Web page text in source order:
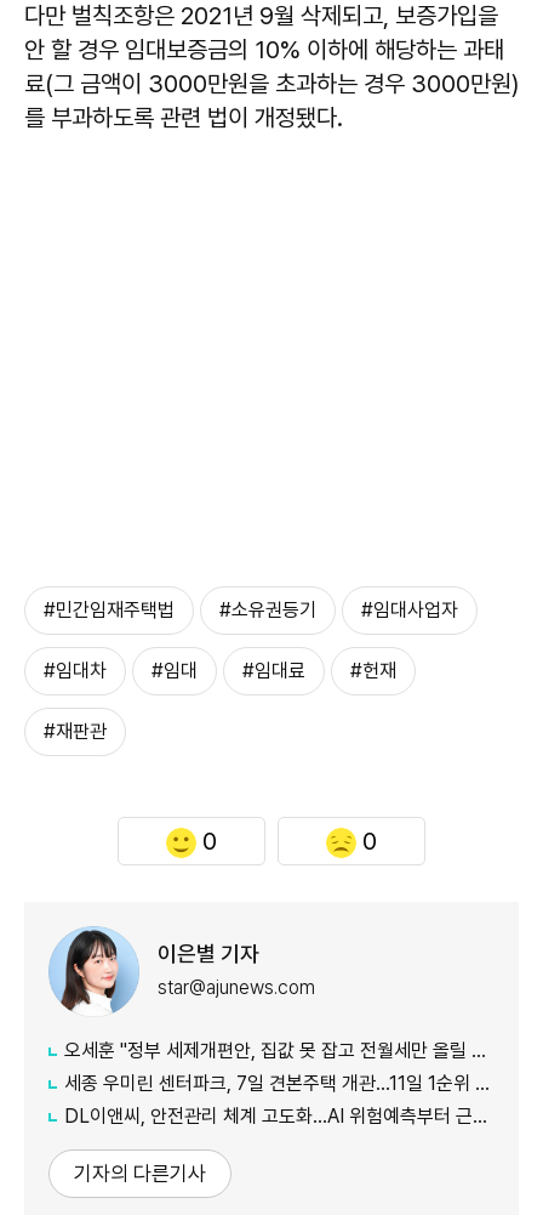
다만 벌칙조항은 2021년 9월 삭제되고, 보증가입을
안 할 경우 임대보증금의 10% 이하에 해당하는 과태
료(그 금액이 3000만원을 초과하는 경우 3000만원)
를 부과하도록 관련 법이 개정됐다.
#민간임재주택법 #소유권등기 #임대사업자
#임대차 #임대 #임대료 #헌재
#재판관
0 0
이은별 기자
star@ajunews.com
오세훈 "정부 세제개편안, 집값 못 잡고 전월세만 올릴 것"
​​​​​​​세종 우미린 센터파크, 7일 견본주택 개관…11일 1순위 청약
DL이앤씨, 안전관리 체계 고도화…AI 위험예측부터 근로자 복지까지
기자의 다른기사